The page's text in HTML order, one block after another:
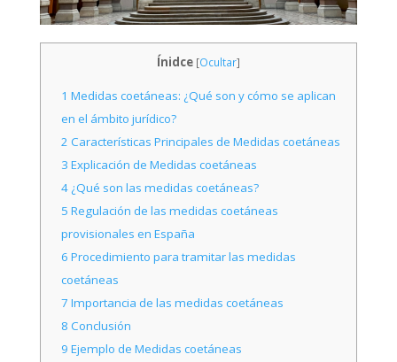
Ínidce [Ocultar]
1 Medidas coetáneas: ¿Qué son y cómo se aplican
en el ámbito jurídico?
2 Características Principales de Medidas coetáneas
3 Explicación de Medidas coetáneas
4 ¿Qué son las medidas coetáneas?
5 Regulación de las medidas coetáneas
provisionales en España
6 Procedimiento para tramitar las medidas
coetáneas
7 Importancia de las medidas coetáneas
8 Conclusión
9 Ejemplo de Medidas coetáneas